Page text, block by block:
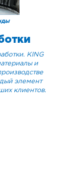
KING
и
элемент
клиентов.